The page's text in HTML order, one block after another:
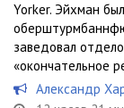
Yorker. Эйхман
заведовал
«окончательное
Александр